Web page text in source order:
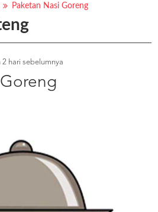
Paketan Nasi Goreng
2 hari sebelumnya